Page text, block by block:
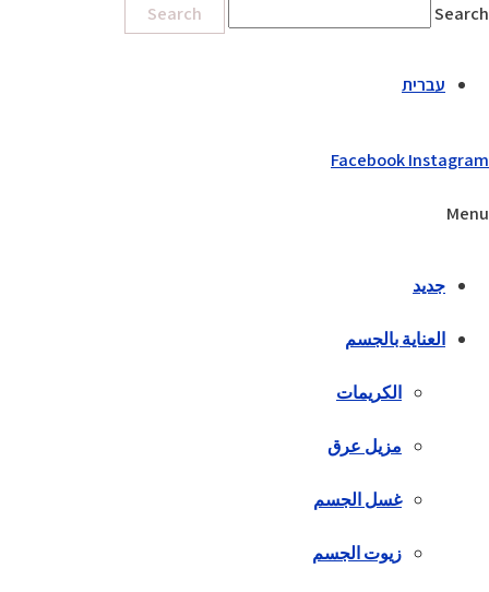
Search
Search
עברית
FacebookInstagram
Menu
جديد
العناية بالجسم
الكريمات
مزيل عرق
غسل الجسم
زيوت الجسم